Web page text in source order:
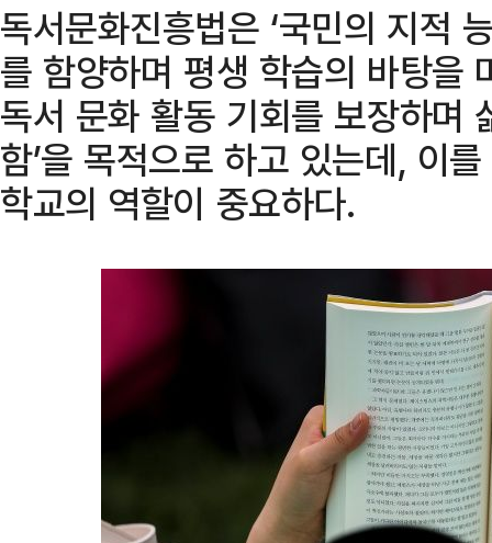
독서문화진흥법은 ‘국민의 지적
를 함양하며 평생 학습의 바탕을
독서 문화 활동 기회를 보장하며
함’을 목적으로 하고 있는데, 이
학교의 역할이 중요하다.